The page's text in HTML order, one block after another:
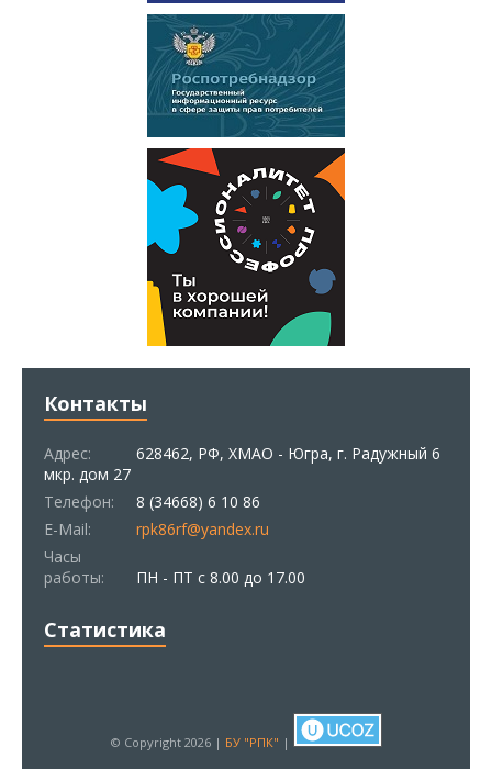
Контакты
Адрес:
628462, РФ, ХМАО - Югра, г. Радужный 6
мкр. дом 27
Телефон:
8 (34668) 6 10 86
E-Mail:
rpk86rf@yandex.ru
Часы
работы:
ПН - ПТ с 8.00 до 17.00
Статистика
© Copyright 2026 | БУ "РПК" |